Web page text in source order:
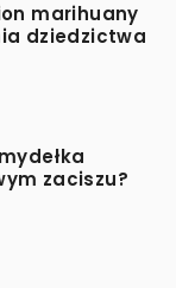
marihuany
dziedzictwa
zaciszu?